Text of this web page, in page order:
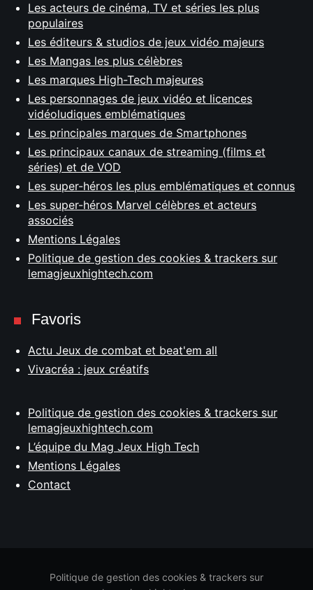
Les acteurs de cinéma, TV et séries les plus
populaires
Les éditeurs & studios de jeux vidéo majeurs
Les Mangas les plus célèbres
Les marques High-Tech majeures
Les personnages de jeux vidéo et licences
vidéoludiques emblématiques
Les principales marques de Smartphones
Les principaux canaux de streaming (films et
séries) et de VOD
Les super-héros les plus emblématiques et connus
Les super-héros Marvel célèbres et acteurs
associés
Mentions Légales
Politique de gestion des cookies & trackers sur
lemagjeuxhightech.com
Favoris
Actu Jeux de combat et beat'em all
Vivacréa : jeux créatifs
Politique de gestion des cookies & trackers sur
lemagjeuxhightech.com
L’équipe du Mag Jeux High Tech
Mentions Légales
Contact
Politique de gestion des cookies & trackers sur